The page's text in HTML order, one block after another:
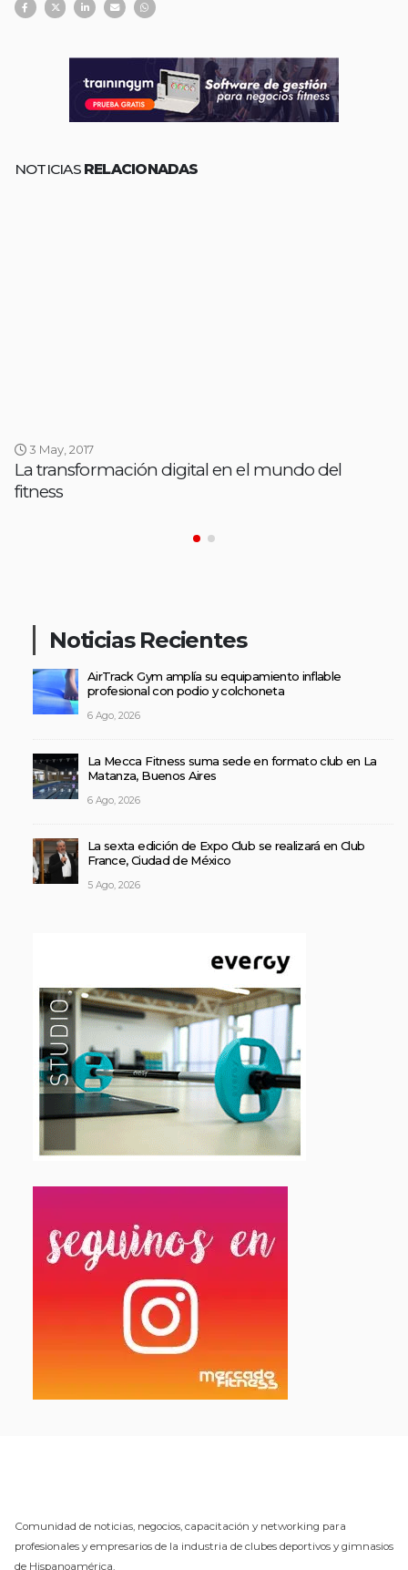
NOTICIAS RELACIONADAS
3 May, 2017
La transformación digital en el mundo del
fitness
Noticias Recientes
AirTrack Gym amplía su equipamiento inflable
profesional con podio y colchoneta
6 Ago, 2026
La Mecca Fitness suma sede en formato club en La
Matanza, Buenos Aires
6 Ago, 2026
La sexta edición de Expo Club se realizará en Club
France, Ciudad de México
5 Ago, 2026
Comunidad de noticias, negocios, capacitación y networking para
profesionales y empresarios de la industria de clubes deportivos y gimnasios
de Hispanoamérica.